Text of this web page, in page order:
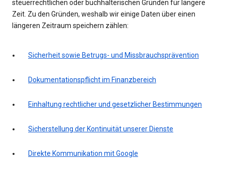
steuerrechtlichen oder buchhalterischen Gründen für längere
Zeit. Zu den Gründen, weshalb wir einige Daten über einen
längeren Zeitraum speichern zählen:
Sicherheit sowie Betrugs- und Missbrauchsprävention
Dokumentationspflicht im Finanzbereich
Einhaltung rechtlicher und gesetzlicher Bestimmungen
Sicherstellung der Kontinuität unserer Dienste
Direkte Kommunikation mit Google